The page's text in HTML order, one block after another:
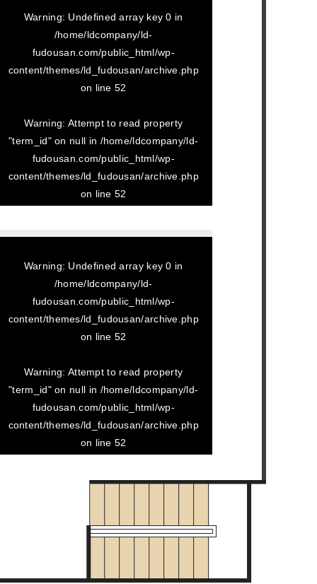
Warning: Undefined array key 0 in
/home/ldcompany/ld-
fudousan.com/public_html/wp-
content/themes/ld_fudousan/archive.php
on line52
Warning: Attempt to read property
"term_id" on null in /home/ldcompany/ld-
fudousan.com/public_html/wp-
content/themes/ld_fudousan/archive.php
on line52
2024/01/27
ベルメゾンホンダ 101
Warning: Undefined array key 0 in
/home/ldcompany/ld-
fudousan.com/public_html/wp-
content/themes/ld_fudousan/archive.php
on line52
Warning: Attempt to read property
"term_id" on null in /home/ldcompany/ld-
fudousan.com/public_html/wp-
content/themes/ld_fudousan/archive.php
on line52
2020/02/02
マエダビル 303